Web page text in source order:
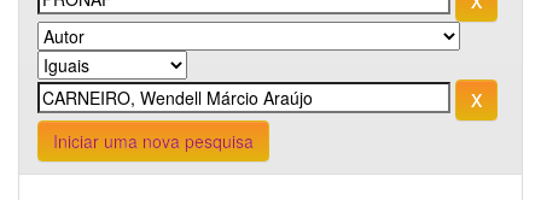
Iniciar uma nova pesquisa